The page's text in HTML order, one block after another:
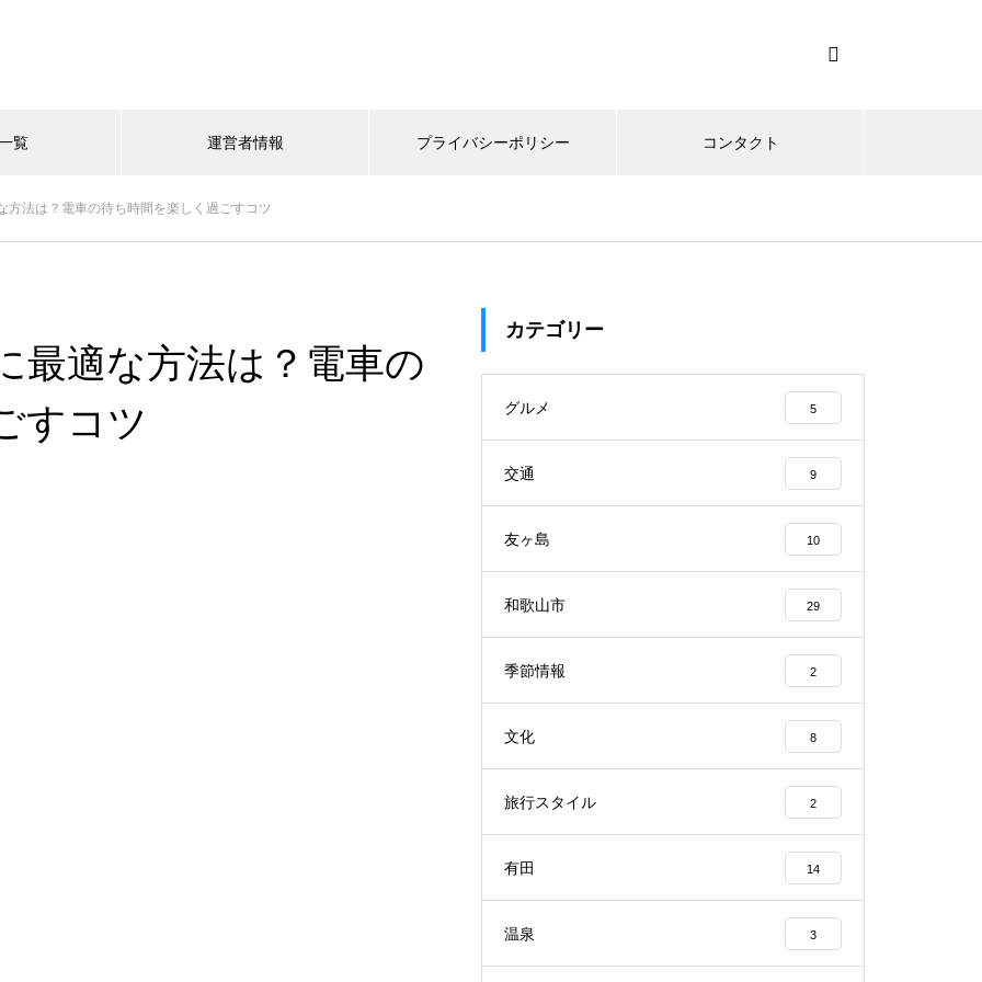
覧 運営者情報 プライバシーポリシー コンタクト
方法は？電車の待ち時間を楽しく過ごすコツ
最適な方法は？電車の
すコツ
カテゴリー
グルメ 5
交通 9
友ヶ島 10
和歌山市 29
季節情報 2
文化 8
旅行スタイル 2
有田 14
温泉 3